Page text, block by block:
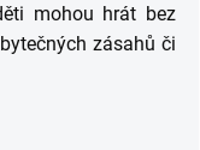
mohou hrát bez
zásahů či